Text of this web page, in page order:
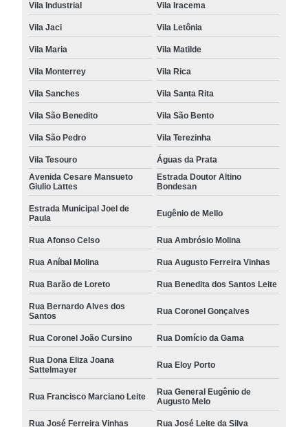
Vila Industrial Vila Iracema
Vila Jaci Vila Letônia
Vila Maria Vila Matilde
Vila Monterrey Vila Rica
Vila Sanches Vila Santa Rita
Vila São Benedito Vila São Bento
Vila São Pedro Vila Terezinha
Vila Tesouro
Águas da Prata
Avenida Cesare Mansueto
Giulio Lattes
Estrada Doutor Altino
Bondesan
Estrada Municipal Joel de
Paula
Eugênio de Mello
Rua Afonso Celso Rua Ambrósio Molina
Rua Aníbal Molina Rua Augusto Ferreira Vinhas
Rua Barão de Loreto Rua Benedita dos Santos Leite
Rua Bernardo Alves dos
Santos
Rua Coronel Gonçalves
Rua Coronel João Cursino Rua Domício da Gama
Rua Dona Eliza Joana
Sattelmayer
Rua Eloy Porto
Rua Francisco Marciano Leite
Rua General Eugênio de
Augusto Melo
Rua José Ferreira Vinhas
Rua José Leite da Silva